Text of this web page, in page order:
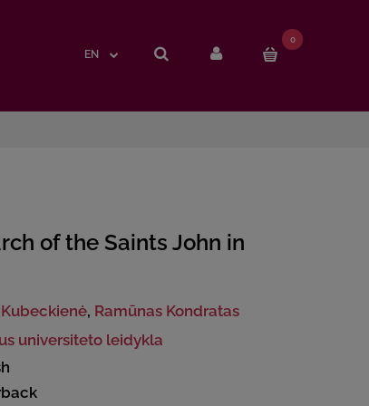
EN
0
EN
0
of the Saints John in
, Ramūnas Kondratas
universiteto leidykla